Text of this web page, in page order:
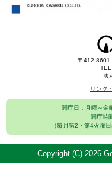
〒412-8601
法
リンク
開庁日：月曜～金
開庁時
（毎月第2・第4火曜
Copyright (C) 2026